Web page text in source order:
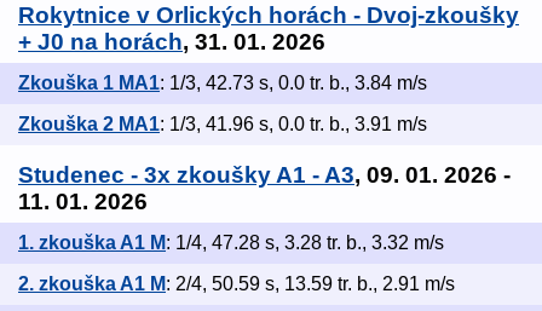
Rokytnice v Orlických horách - Dvoj-zkoušky
+ J0 na horách, 31. 01. 2026
Zkouška 1 MA1: 1/3, 42.73 s, 0.0 tr. b., 3.84 m/s
Zkouška 2 MA1: 1/3, 41.96 s, 0.0 tr. b., 3.91 m/s
Studenec - 3x zkoušky A1 - A3, 09. 01. 2026 -
11. 01. 2026
1. zkouška A1 M: 1/4, 47.28 s, 3.28 tr. b., 3.32 m/s
2. zkouška A1 M: 2/4, 50.59 s, 13.59 tr. b., 2.91 m/s